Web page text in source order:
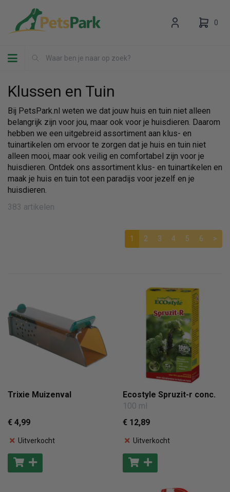
Toggle navigation
0
Uw winkelwagen is leeg.
Vul hem met producten.
Klussen en Tuin
Bij PetsPark.nl weten we dat jouw huis en tuin niet alleen
belangrijk zijn voor jou, maar ook voor je huisdieren. Daarom
hebben we een uitgebreid assortiment aan klus- en
tuinartikelen om ervoor te zorgen dat je huis en tuin niet
alleen mooi, maar ook veilig en comfortabel zijn voor je
huisdieren. Ontdek ons assortiment klus- en tuinartikelen en
maak je huis en tuin tot een paradijs voor jezelf en je
huisdieren.
383 artikelen
1 2 3 4 5 6 >
Trixie Muizenval
€ 4,99
Uitverkocht
Ecostyle Spruzit-r conc.
100 ml
€ 12,89
Uitverkocht